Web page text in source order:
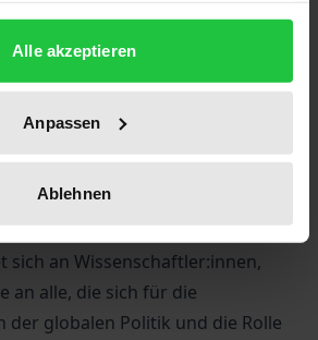
Alle akzeptieren
Anpassen
Ablehnen
aktuelle globale
sondern bietet auch
und historische
Leser:innen erhalten
in die
und in die
bestimmter
sich an Wissenschaftler:innen,
an alle, die sich für die
der globalen Politik und die Rolle